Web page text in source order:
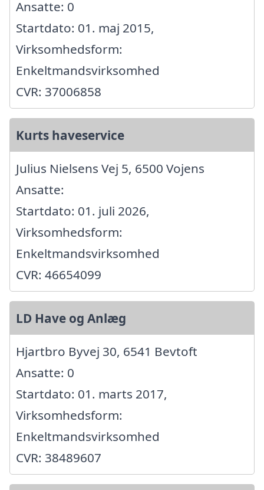
Ansatte: 0
Startdato: 01. maj 2015,
Virksomhedsform:
Enkeltmandsvirksomhed
CVR: 37006858
Kurts haveservice
Julius Nielsens Vej 5, 6500 Vojens
Ansatte:
Startdato: 01. juli 2026,
Virksomhedsform:
Enkeltmandsvirksomhed
CVR: 46654099
LD Have og Anlæg
Hjartbro Byvej 30, 6541 Bevtoft
Ansatte: 0
Startdato: 01. marts 2017,
Virksomhedsform:
Enkeltmandsvirksomhed
CVR: 38489607